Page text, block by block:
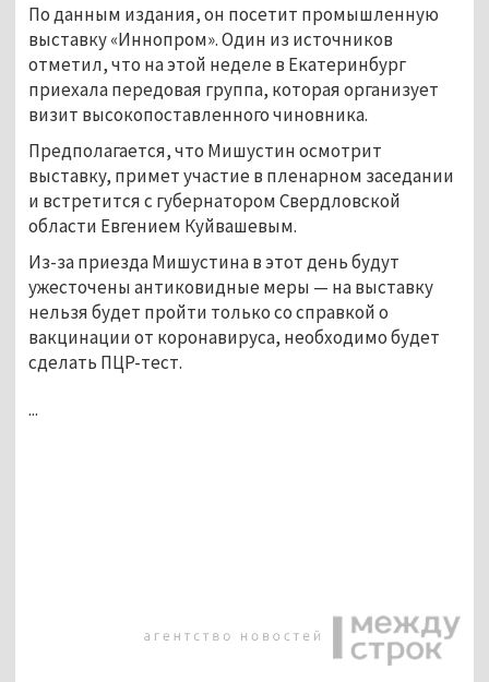
По данным издания, он посетит промышленную
выставку «Иннопром». Один из источников
отметил, что на этой неделе в Екатеринбург
приехала передовая группа, которая организует
визит высокопоставленного чиновника.
Предполагается, что Мишустин осмотрит
выставку, примет участие в пленарном заседании
и встретится с губернатором Свердловской
области Евгением Куйвашевым.
Из-за приезда Мишустина в этот день будут
ужесточены антиковидные меры — на выставку
нельзя будет пройти только со справкой о
вакцинации от коронавируса, необходимо будет
сделать ПЦР-тест.
...